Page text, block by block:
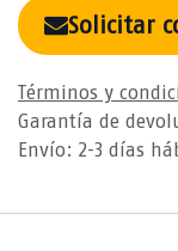
Solicitar
Términos y
Garantía de
Envío: 2-3 días